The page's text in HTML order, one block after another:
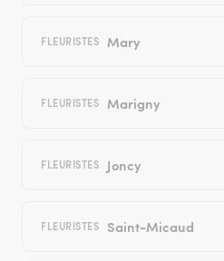
FLEURISTES Mary
FLEURISTES Marigny
FLEURISTES Joncy
FLEURISTES Saint-Micaud